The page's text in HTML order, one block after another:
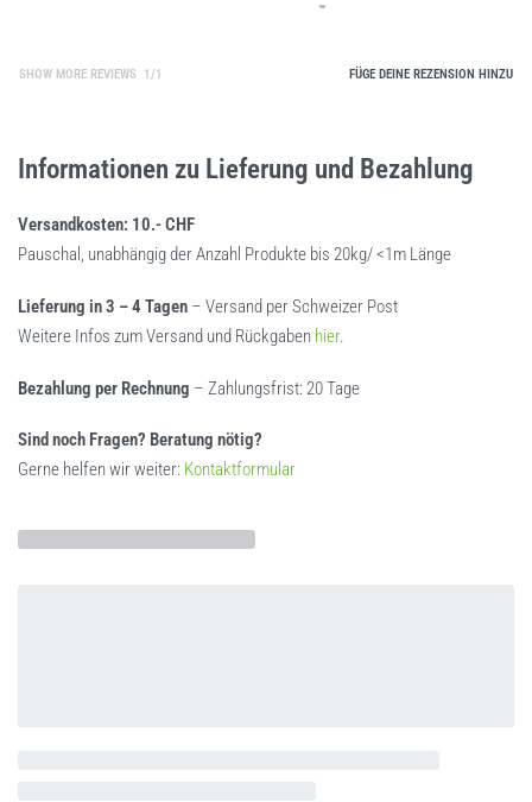
SHOW MORE REVIEWS / FÜGE DEINE REZENSION HINZU
Informationen zu Lieferung und Bezahlung
Versandkosten: 10.- CHF
Pauschal, unabhängig der Anzahl Produkte bis 20kg/ <1m Länge
Lieferung in 3 – 4 Tagen – Versand per Schweizer Post
Weitere Infos zum Versand und Rückgaben hier.
Bezahlung per Rechnung – Zahlungsfrist: 20 Tage
Sind noch Fragen? Beratung nötig?
Gerne helfen wir weiter: Kontaktformular